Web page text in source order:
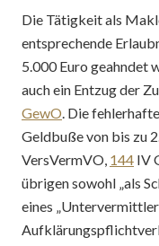
Die Tätigkeit als
entsprechende
5.000 Euro geahndet
auch ein Entzug der
GewO. Die
Geldbuße von bis zu
VersVermVO, 144 IV
übrigen sowohl „als
eines